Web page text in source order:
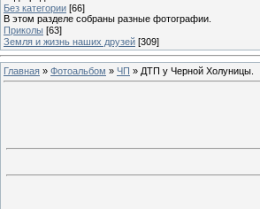
Без категории [66]
В этом разделе собраны разные фотографии.
Приколы [63]
Земля и жизнь наших друзей [309]
Главная » Фотоальбом » ЧП » ДТП у Черной Холуницы.